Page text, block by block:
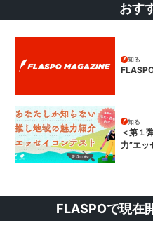
おす
知る
＜第１
力”エ
知る
FLASPOで現在